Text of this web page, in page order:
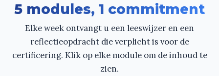
5 modules, 1 commitment
Elke week ontvangt u een leeswijzer en een
reflectieopdracht die verplicht is voor de
certificering. Klik op elke module om de inhoud te
zien.